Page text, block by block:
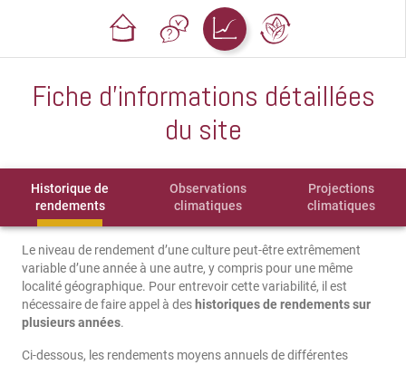
Fiche d'informations détaillées
du site
Historique de
rendements
Observations
climatiques
Projections
climatiques
Le niveau de rendement d’une culture peut-être extrêmement
variable d’une année à une autre, y compris pour une même
localité géographique. Pour entrevoir cette variabilité, il est
nécessaire de faire appel à des historiques de rendements sur
plusieurs années.
Ci-dessous, les rendements moyens annuels de différentes